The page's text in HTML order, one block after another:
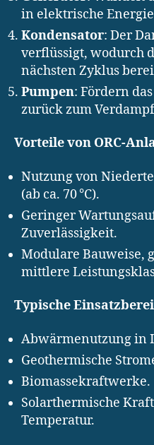
in elektrische
Kondensator: Der
verflüssigt, wodurch
nächsten Zyklus
Pumpen: Fördern
zurück zum
Vorteile von ORC-
Nutzung von
(ab ca. 70 °C).
Geringer
Zuverlässigkeit.
Modulare Bauweise,
mittlere
Typische
Abwärmenutzung in
Geothermische
Biomassekraftwerke.
Solarthermische
Temperatur.